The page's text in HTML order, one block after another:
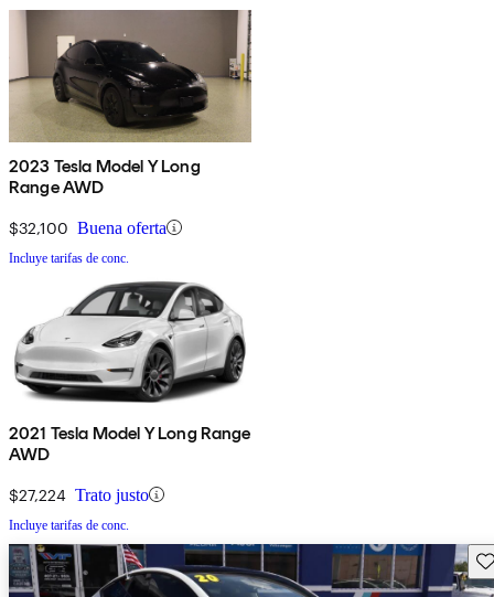
2023 Tesla Model Y Long
Range AWD
$32,100 Buena oferta
Incluye tarifas de conc.
2021 Tesla Model Y Long Range
AWD
$27,224 Trato justo
Incluye tarifas de conc.